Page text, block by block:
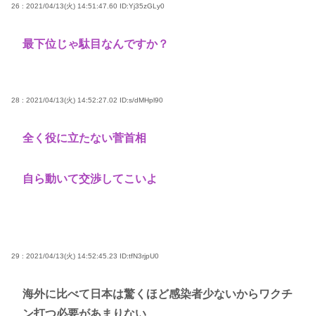
26 : 2021/04/13(火) 14:51:47.60 ID:Yj35zGLy0
最下位じゃ駄目なんですか？
28 : 2021/04/13(火) 14:52:27.02 ID:s/dMHpl90
全く役に立たない菅首相
自ら動いて交渉してこいよ
29 : 2021/04/13(火) 14:52:45.23 ID:tfN3rjpU0
海外に比べて日本は驚くほど感染者少ないからワクチ